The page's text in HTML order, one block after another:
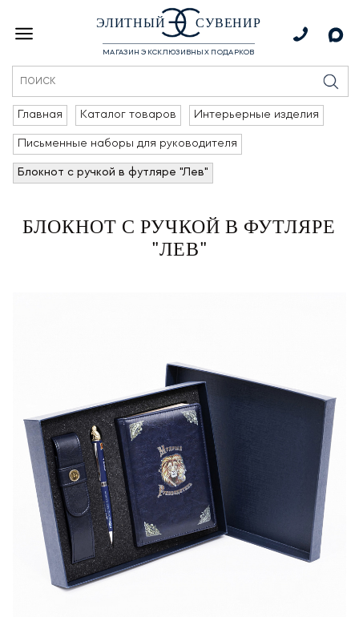
ЭЛИТНЫЙ СУВЕНИР
МАГАЗИН ЭКСКЛЮЗИВНЫХ ПОДАРКОВ
Главная Каталог товаров Интерьерные изделия
Письменные наборы для руководителя
Блокнот с ручкой в футляре "Лев"
БЛОКНОТ С РУЧКОЙ В ФУТЛЯРЕ
"ЛЕВ"